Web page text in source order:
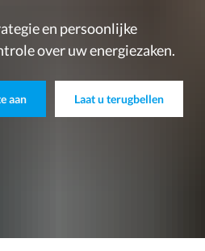
en persoonlijke
over uw energiezaken.
aan Laat u terugbellen